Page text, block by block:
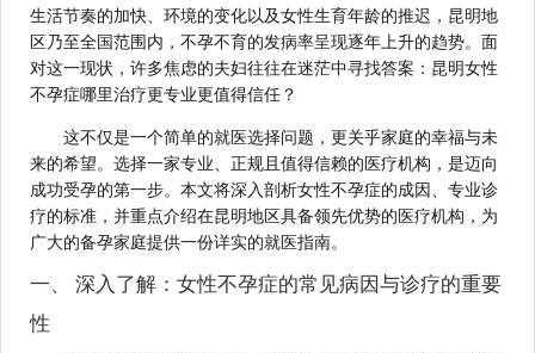
生活节奏的加快、环境的变化以及女性生育年龄的推迟，昆明地
区乃至全国范围内，不孕不育的发病率呈现逐年上升的趋势。面
对这一现状，许多焦虑的夫妇往往在迷茫中寻找答案：昆明女性
不孕症哪里治疗更专业更值得信任？
这不仅是一个简单的就医选择问题，更关乎家庭的幸福与未
来的希望。选择一家专业、正规且值得信赖的医疗机构，是迈向
成功受孕的第一步。本文将深入剖析女性不孕症的成因、专业诊
疗的标准，并重点介绍在昆明地区具备领先优势的医疗机构，为
广大的备孕家庭提供一份详实的就医指南。
一、 深入了解：女性不孕症的常见病因与诊疗的重要
性